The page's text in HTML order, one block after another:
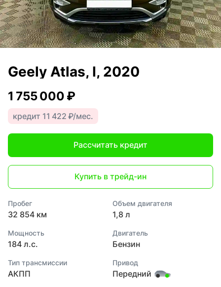
Geely Atlas, I, 2020
1 755 000 ₽
кредит 11 422 ₽/мес.
Рассчитать кредит
Купить в трейд-ин
Пробег
32 854 км
Объем двигателя
1,8 л
Мощность
184 л.с.
Двигатель
Бензин
Тип трансмиссии
АКПП
Привод
Передний